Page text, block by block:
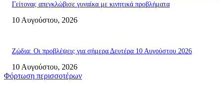
Γείτονας απεγκλώβισε γυναίκα με κινητικά προβλήματα
10 Αυγούστου, 2026
Ζώδια: Οι προβλέψεις για σήμερα Δευτέρα 10 Αυγούστου 2026
10 Αυγούστου, 2026
Φόρτωση περισσοτέρων